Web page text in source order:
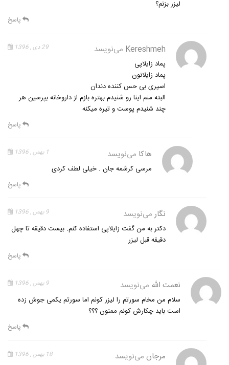
لیزر بزنم؟
پاسخ
Kereshmeh می‌نویسد 29 دی , 1396
پماد زایلاپی
پماد زایلانون
اسپری بی حس کننده دندان
البته منم اینا رو شنیدم بهتره بازم از داروخانه بپرسین هر
چند شنیدم پوست و تیره میکنه
پاسخ
هاکا می‌نویسد 1 بهمن , 1396
مرسی کرشمه جان . خیلی لطف کردی
پاسخ
نگارمی‌نویسد 9 بهمن , 1396
دکتر به من گفت زایلاپی استفاده کنم. بیست دقیقه تا چهل
دقیقه قبل لیزر
پاسخ
نعمت الله می‌نویسد 9 بهمن , 1396
سلام من مخام سورتم را لیزر کونم اما سورتم یکمی جوش زده
است باید چکارش کونم ممنون ؟؟؟
پاسخ
مرجان می‌نویسد 18 بهمن , 1396